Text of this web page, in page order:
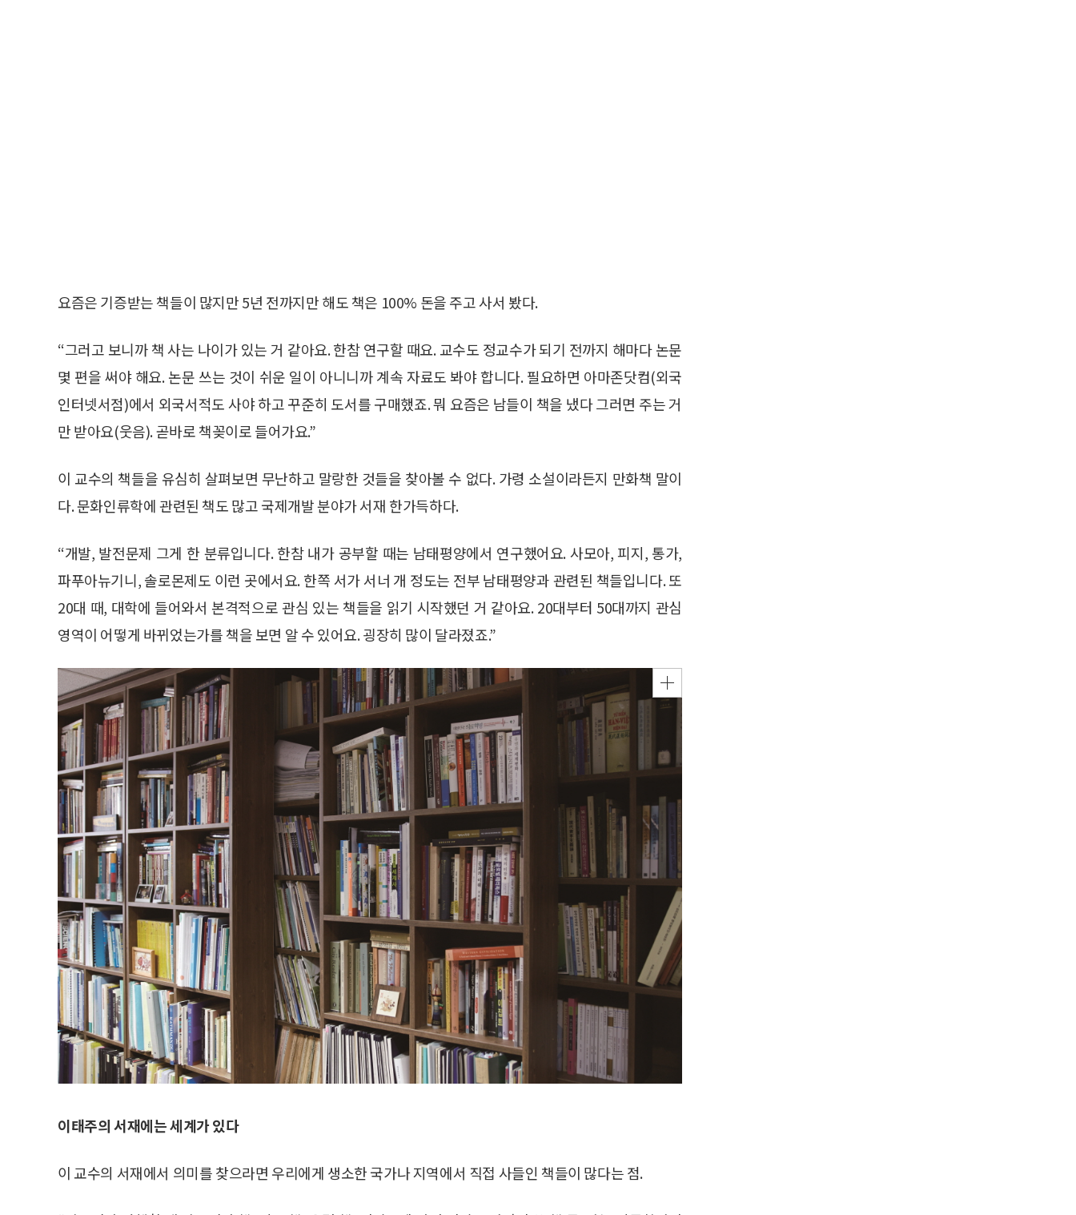
요즘은 기증받는 책들이 많지만 5년 전까지만 해도 책은 100% 돈을 주고 사서 봤다.
“그러고 보니까 책 사는 나이가 있는 거 같아요. 한참 연구할 때요. 교수도 정교수가 되기 전까지 해마다 논문
몇 편을 써야 해요. 논문 쓰는 것이 쉬운 일이 아니니까 계속 자료도 봐야 합니다. 필요하면 아마존닷컴(외국
인터넷서점)에서 외국서적도 사야 하고 꾸준히 도서를 구매했죠. 뭐 요즘은 남들이 책을 냈다 그러면 주는 거
만 받아요(웃음). 곧바로 책꽂이로 들어가요.”
이 교수의 책들을 유심히 살펴보면 무난하고 말랑한 것들을 찾아볼 수 없다. 가령 소설이라든지 만화책 말이
다. 문화인류학에 관련된 책도 많고 국제개발 분야가 서재 한가득하다.
“개발, 발전문제 그게 한 분류입니다. 한참 내가 공부할 때는 남태평양에서 연구했어요. 사모아, 피지, 통가,
파푸아뉴기니, 솔로몬제도 이런 곳에서요. 한쪽 서가 서너 개 정도는 전부 남태평양과 관련된 책들입니다. 또
20대 때, 대학에 들어와서 본격적으로 관심 있는 책들을 읽기 시작했던 거 같아요. 20대부터 50대까지 관심
영역이 어떻게 바뀌었는가를 책을 보면 알 수 있어요. 굉장히 많이 달라졌죠.”
이태주의 서재에는 세계가 있다
이 교수의 서재에서 의미를 찾으라면 우리에게 생소한 국가나 지역에서 직접 사들인 책들이 많다는 점.